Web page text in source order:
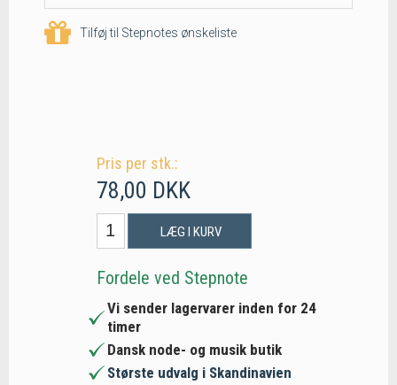
Tilføj til Stepnotes ønskeliste
Pris per stk.:
78,00 DKK
LÆG I KURV
Fordele ved Stepnote
Vi sender lagervarer inden for 24
timer
Dansk node- og musik butik
Største udvalg i Skandinavien